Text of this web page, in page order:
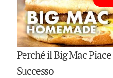
Perché il Big Mac
Successo